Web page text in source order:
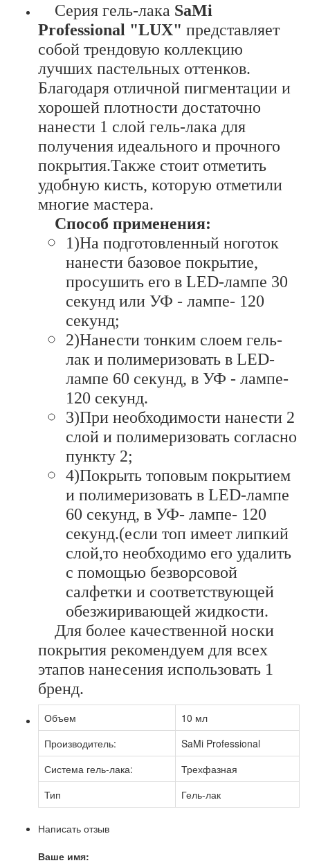
Cерия гель-лака SaMi
Professional "LUX" представляет
собой трендовую коллекцию
лучших пастельных оттенков.
Благодаря отличной пигментации и
хорошей плотности достаточно
нанести 1 слой гель-лака для
получения идеального и прочного
покрытия.Также стоит отметить
удобную кисть, которую отметили
многие мастера.
Способ применения:
1)На подготовленный ноготок
нанести базовое покрытие,
просушить его в LED-лампе 30
секунд или УФ - лампе- 120
секунд;
2)Нанести тонким слоем гель-
лак и полимеризовать в LED-
лампе 60 секунд, в УФ - лампе-
120 секунд.
3)При необходимости нанести 2
слой и полимеризовать согласно
пункту 2;
4)Покрыть топовым покрытием
и полимеризовать в LED-лампе
60 секунд, в УФ- лампе- 120
секунд.(если топ имеет липкий
слой,то необходимо его удалить
с помощью безворсовой
салфетки и соответствующей
обезжиривающей жидкости.
Для более качественной носки
покрытия рекомендуем для всех
этапов нанесения использовать 1
бренд.
Объем
10 мл
Производитель:
SaMi Professional
Система гель-лака:
Трехфазная
Тип
Гель-лак
Написать отзыв
Ваше имя: